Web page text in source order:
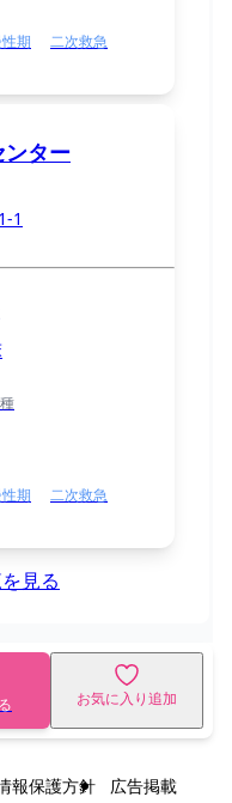
期
二次救急
ンター
1
期
二次救急
見る
お気に入り追加
報保護方針
広告掲載